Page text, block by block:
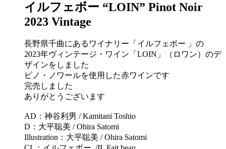
イルフェボー “LOIN” Pinot Noir
2023 Vintage
長野県千曲にあるワイナリー「イルフェボー 」の
2023年ヴィンテージ・ワイン「LOIN」（ロワン）のデ
ザインをしました
ピノ・ノワールを使用した赤ワインです
完売しました
ありがとうございます
AD：神谷利男 / Kamitani Toshio
D：大平聡美 / Ohira Satomi
Illustration：大平聡美 / Ohira Satomi